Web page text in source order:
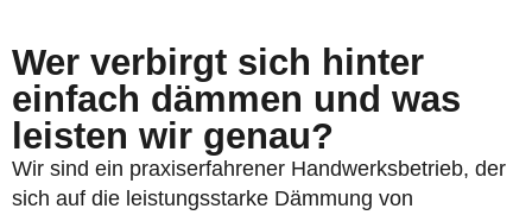
Wer verbirgt sich hinter
einfach dämmen und was
leisten wir genau?
Wir sind ein praxiserfahrener Handwerksbetrieb, der
sich auf die leistungsstarke Dämmung von